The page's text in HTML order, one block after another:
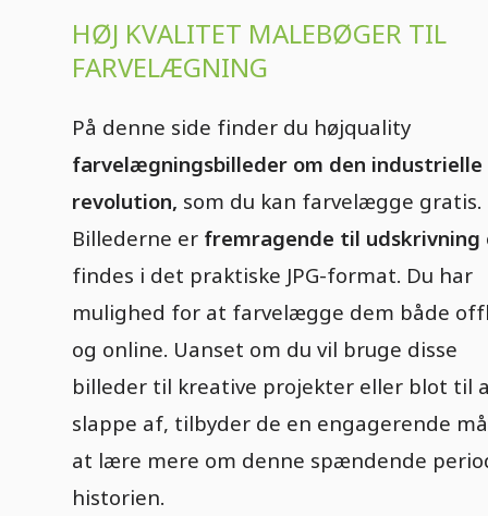
HØJ KVALITET MALEBØGER TIL
FARVELÆGNING
På denne side finder du højquality
farvelægningsbilleder om den industrielle
revolution, som du kan farvelægge gratis.
Billederne er fremragende til udskrivning
findes i det praktiske JPG-format. Du har
mulighed for at farvelægge dem både
og online. Uanset om du vil bruge disse
billeder til kreative projekter eller blot til
slappe af, tilbyder de en engagerende
at lære mere om denne spændende
historien.